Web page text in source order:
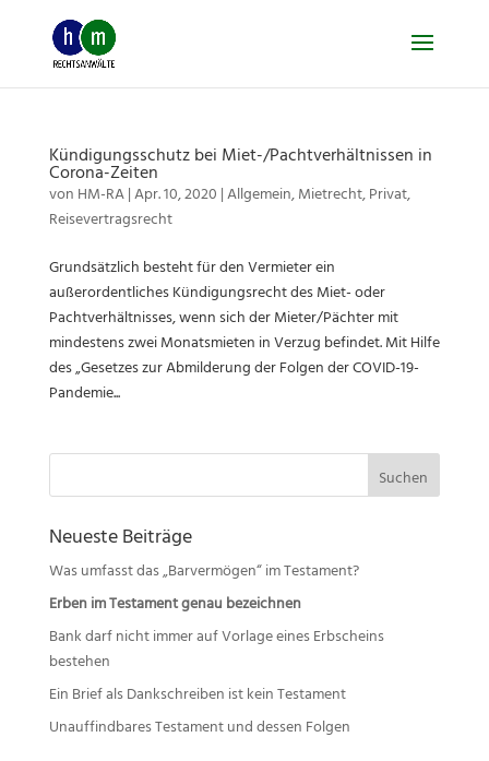
content
Kündigungsschutz bei Miet-/Pachtverhältnissen in
Corona-Zeiten
vonHM-RA|Apr. 10, 2020|Allgemein,Mietrecht,Privat,
Reisevertragsrecht
Grundsätzlich besteht für den Vermieter ein
außerordentliches Kündigungsrecht des Miet- oder
Pachtverhältnisses, wenn sich der Mieter/Pächter mit
mindestens zwei Monatsmieten in Verzug befindet. Mit Hilfe
des „Gesetzes zur Abmilderung der Folgen der COVID-19-
Pandemie...
Suchen
Neueste Beiträge
Was umfasst das „Barvermögen“ im Testament?
Erben im Testament genau bezeichnen
Bank darf nicht immer auf Vorlage eines Erbscheins
bestehen
Ein Brief als Dankschreiben ist kein Testament
Unauffindbares Testament und dessen Folgen